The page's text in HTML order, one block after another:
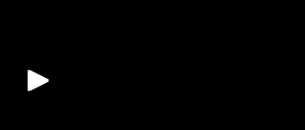
Reproducir